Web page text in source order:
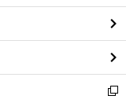
ン
ド
ウ
で
開
く
新